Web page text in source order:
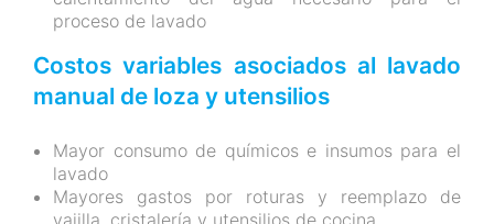
proceso de lavado
Costos variables asociados al lavado
manual de loza y utensilios
Mayor consumo de químicos e insumos para el
lavado
Mayores gastos por roturas y reemplazo de